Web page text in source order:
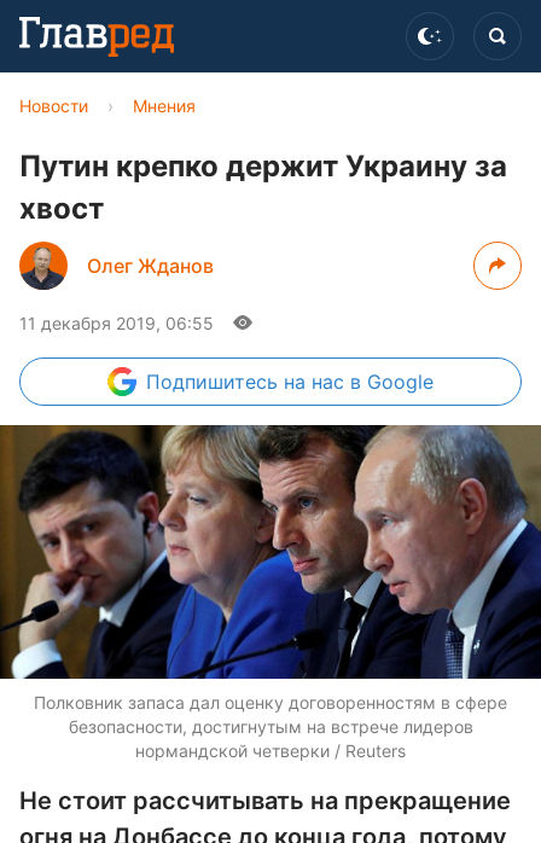
Новости › Мнения
Путин крепко держит Украину за
хвост
Олег Жданов
11 декабря 2019, 06:55
Подпишитесь на нас в Google
Полковник запаса дал оценку договоренностям в сфере
безопасности, достигнутым на встрече лидеров
нормандской четверки / Reuters
Не стоит рассчитывать на прекращение
огня на Донбассе до конца года, потому